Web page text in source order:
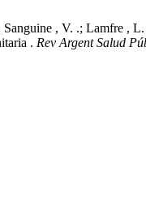
, V. .; Lamfre ,
. Rev Argent Salud